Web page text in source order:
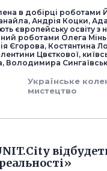
в добірці роботами
Андрія Коцки,
європейську освіту з
роботами Олега
Єгорова, Костянтина
Цвєткової,
Українське
мистецтво